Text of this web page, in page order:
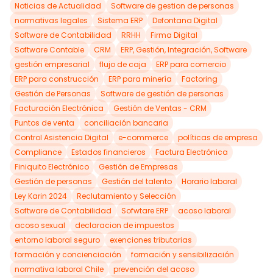
Noticias de Actualidad
Software de gestion de personas
normativas legales
Sistema ERP
Defontana Digital
Software de Contabilidad
RRHH
Firma Digital
Software Contable
CRM
ERP, Gestión, Integración, Software
gestión empresarial
flujo de caja
ERP para comercio
ERP para construcción
ERP para minería
Factoring
Gestión de Personas
Software de gestión de personas
Facturación Electrónica
Gestión de Ventas - CRM
Puntos de venta
conciliación bancaria
Control Asistencia Digital
e-commerce
políticas de empresa
Compliance
Estados financieros
Factura Electrónica
Finiquito Electrónico
Gestión de Empresas
Gestión de personas
Gestión del talento
Horario laboral
Ley Karin 2024
Reclutamiento y Selección
Software de Contabilidad
Sofwtare ERP
acoso laboral
acoso sexual
declaracion de impuestos
entorno laboral seguro
exenciones tributarias
formación y concienciación
formación y sensibilización
normativa laboral Chile
prevención del acoso